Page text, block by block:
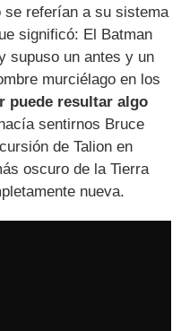
se referían a su sistema
significó: El Batman
supuso un antes y un
murciélago en los
puede resultar algo
sentirnos Bruce
de Talion en
oscuro de la Tierra
nueva.